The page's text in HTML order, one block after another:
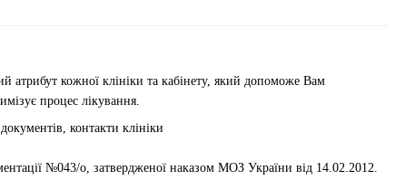
атрибут кожної клініки та кабінету, який допоможе Вам
процес лікування.
контакти клініки
№043/о, затвердженої наказом МОЗ України від 14.02.2012.